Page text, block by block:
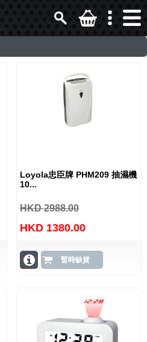
Loyola忠臣牌 PHM209 抽濕機
10...
HKD 2988.00
HKD 1380.00
暫時缺貨